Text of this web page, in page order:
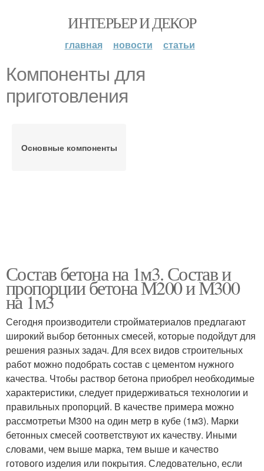
ИНТЕРЬЕР И ДЕКОР
главная новости статьи
Компоненты для
приготовления
Основные компоненты
Состав бетона на 1м3. Состав и
пропорции бетона М200 и М300
на 1м3
Сегодня производители стройматериалов предлагают
широкий выбор бетонных смесей, которые подойдут для
решения разных задач. Для всех видов строительных
работ можно подобрать состав с цементом нужного
качества. Чтобы раствор бетона приобрел необходимые
характеристики, следует придерживаться технологии и
правильных пропорций. В качестве примера можно
рассмотретьи М300 на один метр в кубе (1м3). Марки
бетонных смесей соответствуют их качеству. Иными
словами, чем выше марка, тем выше и качество
готового изделия или покрытия. Следовательно, если